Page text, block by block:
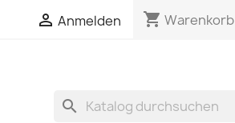
 Anmelden shopping_cart Warenkorb
search